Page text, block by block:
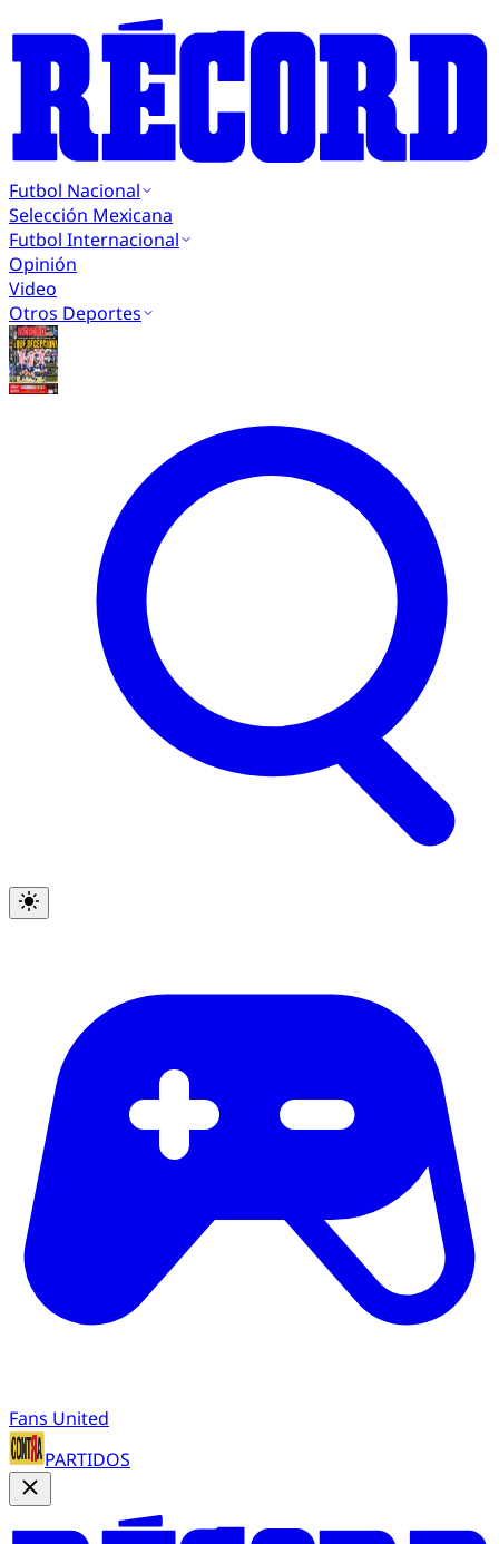
Futbol Nacional
Selección Mexicana
Futbol Internacional
Opinión
Video
Otros Deportes
Fans United
PARTIDOS